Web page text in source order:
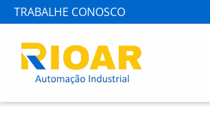
TRABALHE CONOSCO